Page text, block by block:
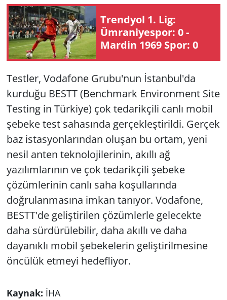
Trendyol 1. Lig:
Ümraniyespor: 0 -
Mardin 1969 Spor: 0
Testler, Vodafone Grubu'nun İstanbul'da
kurduğu BESTT (Benchmark Environment Site
Testing in Türkiye) çok tedarikçili canlı mobil
şebeke test sahasında gerçekleştirildi. Gerçek
baz istasyonlarından oluşan bu ortam, yeni
nesil anten teknolojilerinin, akıllı ağ
yazılımlarının ve çok tedarikçili şebeke
çözümlerinin canlı saha koşullarında
doğrulanmasına imkan tanıyor. Vodafone,
BESTT'de geliştirilen çözümlerle gelecekte
daha sürdürülebilir, daha akıllı ve daha
dayanıklı mobil şebekelerin geliştirilmesine
öncülük etmeyi hedefliyor.
Kaynak: İHA